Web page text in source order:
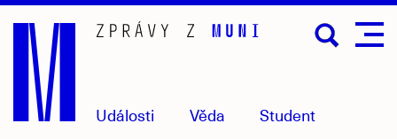
Přejít
hlavní
obsah
Události Věda Student